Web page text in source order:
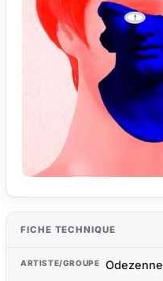
FICHE TECHNIQUE
ARTISTE/GROUPE Odezenne